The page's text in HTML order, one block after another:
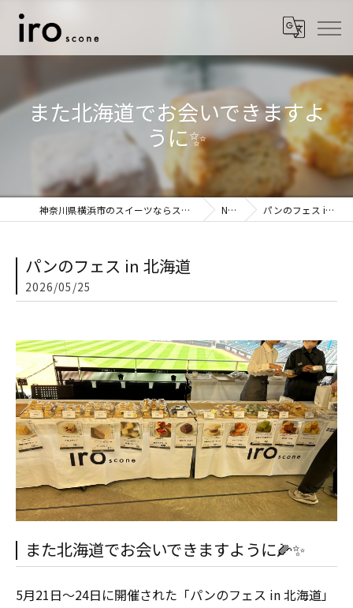
また北海道でお会いできますよ
うに✨
神奈川県横浜市のスイーツならスコーン専門店 iro NEWS パンのフェス in 北海道
パンのフェス in 北海道
2026/05/25
また北海道でお会いできますように🌽✨
5月21日〜24日に開催された「パンのフェス in 北海道」